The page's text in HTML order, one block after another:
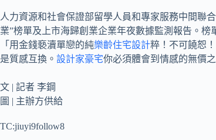
人力資源和社會保證部留學人員和專家服務中間聯
業”榜單及上市海歸創業企業年夜數據監測報告。
「用金錢褻瀆單戀的純樂齡住宅設計粹！不可饒恕
是質感互換。 設計家豪宅你必須體會到情感的無價
文 | 記者 李鋼
圖 | 主辦方供給
TC:jiuyi9follow8